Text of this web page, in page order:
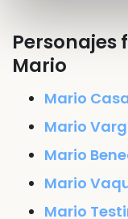
Personajes
Mario
Mario
Mario
Mario
Mario
Mario